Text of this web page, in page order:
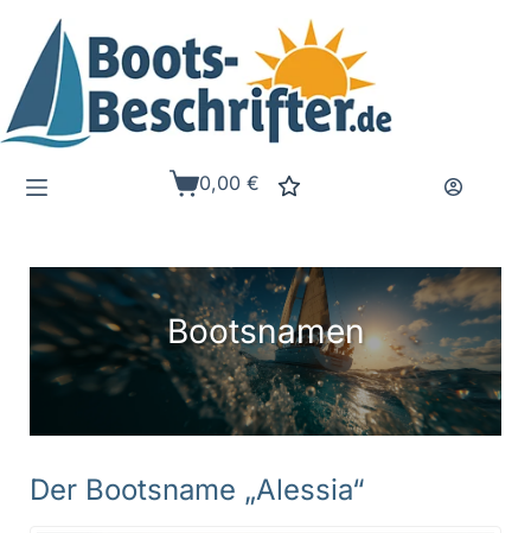
Inhalt
springen
Warenkorb
0,00€
Bootsnamen
Der Bootsname „Alessia“